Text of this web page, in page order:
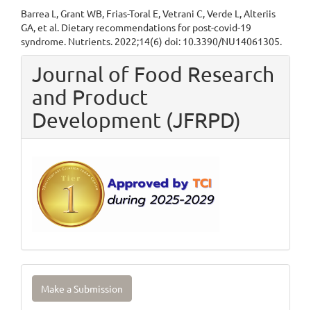
Barrea L, Grant WB, Frias-Toral E, Vetrani C, Verde L, Alteriis
GA, et al. Dietary recommendations for post-covid-19
syndrome. Nutrients. 2022;14(6) doi: 10.3390/NU14061305.
Journal of Food Research
and Product
Development (JFRPD)
Make
Make a Submission